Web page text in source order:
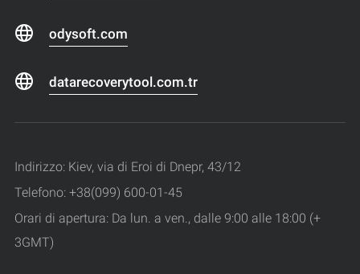
odysoft.com
datarecoverytool.com.tr
Indirizzo: Kiev, via di Eroi di Dnepr, 43/12
Telefono: +38(099) 600-01-45
Orari di apertura: Da lun. a ven., dalle 9:00 alle 18:00 (+
3GMT)